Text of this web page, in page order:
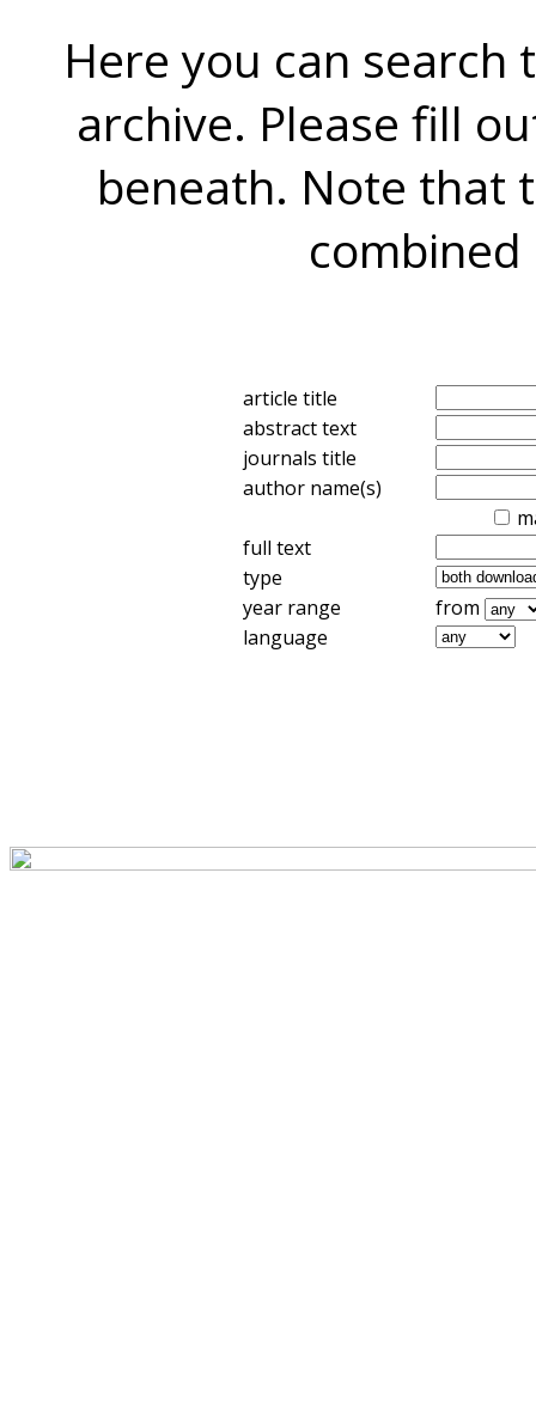
Here you can search
archive. Please fill
beneath. Note that
combined
article title
abstract text
journals title
author name(s)
full text
type
year range
from
language